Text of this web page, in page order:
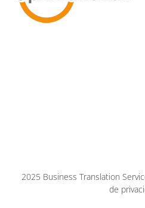
2025 Business Translation
de